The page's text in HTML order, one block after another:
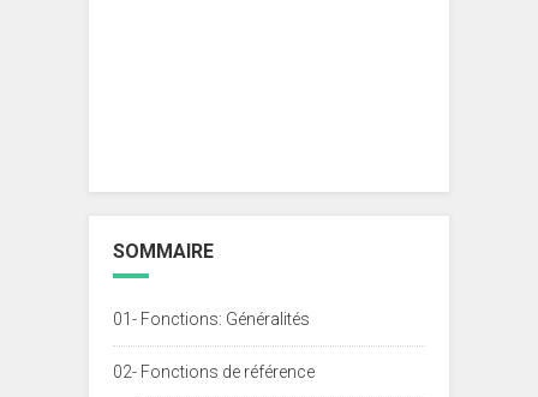
SOMMAIRE
01- Fonctions: Généralités
02- Fonctions de référence